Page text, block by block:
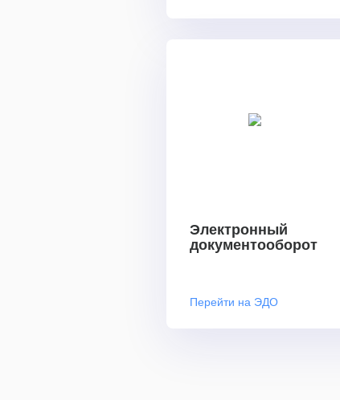
Электронный
документооборот
Перейти на ЭДО